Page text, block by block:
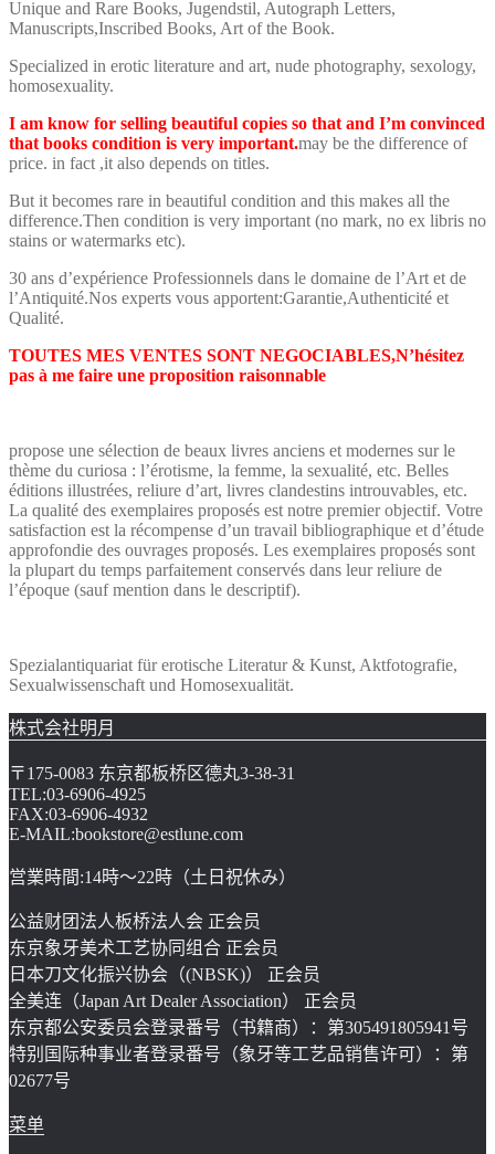
Unique and Rare Books, Jugendstil, Autograph Letters,
Manuscripts,Inscribed Books, Art of the Book.
Specialized in erotic literature and art, nude photography, sexology,
homosexuality.
I am know for selling beautiful copies so that and I’m convinced
that books condition is very important.may be the difference of
price. in fact ,it also depends on titles.
But it becomes rare in beautiful condition and this makes all the
difference.Then condition is very important (no mark, no ex libris no
stains or watermarks etc).
30 ans d’expérience Professionnels dans le domaine de l’Art et de
l’Antiquité.Nos experts vous apportent:Garantie,Authenticité et
Qualité.
TOUTES MES VENTES SONT NEGOCIABLES,N’hésitez
pas à me faire une proposition raisonnable
propose une sélection de beaux livres anciens et modernes sur le
thème du curiosa : l’érotisme, la femme, la sexualité, etc. Belles
éditions illustrées, reliure d’art, livres clandestins introuvables, etc.
La qualité des exemplaires proposés est notre premier objectif. Votre
satisfaction est la récompense d’un travail bibliographique et d’étude
approfondie des ouvrages proposés. Les exemplaires proposés sont
la plupart du temps parfaitement conservés dans leur reliure de
l’époque (sauf mention dans le descriptif).
Spezialantiquariat für erotische Literatur & Kunst, Aktfotografie,
Sexualwissenschaft und Homosexualität.
株式会社明月
〒175-0083 东京都板桥区德丸3-38-31
TEL:03-6906-4925
FAX:03-6906-4932
E-MAIL:bookstore@estlune.com
営業時間:14時～22時（土日祝休み）
公益财团法人板桥法人会 正会员
东京象牙美术工艺协同组合 正会员
日本刀文化振兴协会（(NBSK)） 正会员
全美连（Japan Art Dealer Association） 正会员
东京都公安委员会登录番号（书籍商）：第305491805941号
特别国际种事业者登录番号（象牙等工艺品销售许可）：第
02677号
菜单